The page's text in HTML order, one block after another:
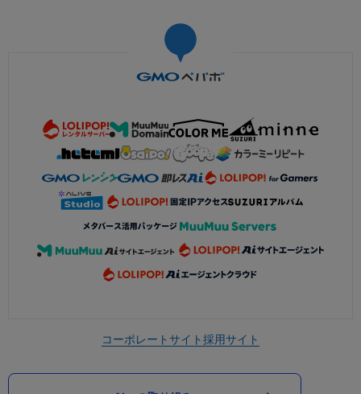
コーポレートサイト採用サイト